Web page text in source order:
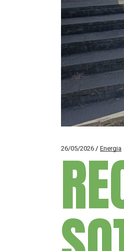
26/05/2026 Energia